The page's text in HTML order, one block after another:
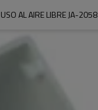
AL AIRE LIBRE JA-2058